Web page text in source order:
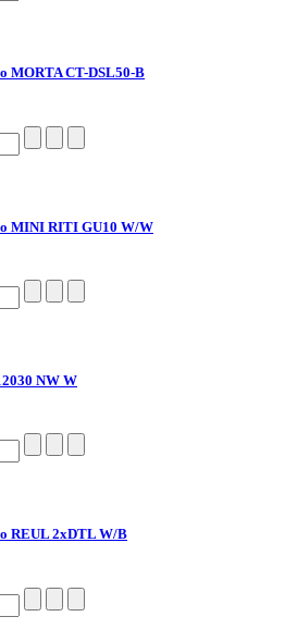
MORTA CT-DSL50-B
MINI RITI GU10 W/W
NW W
REUL 2xDTL W/B